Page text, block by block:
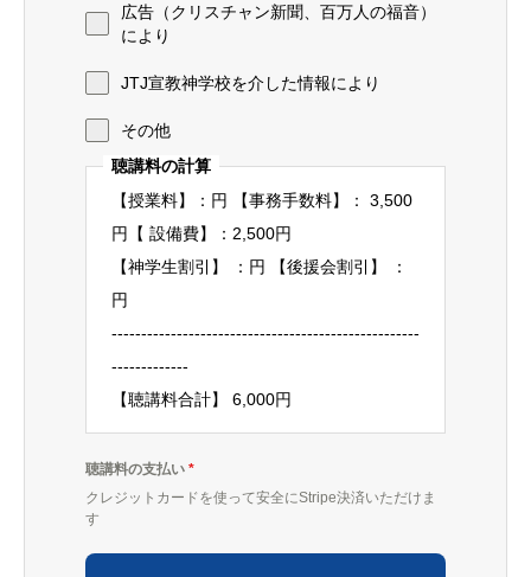
広告（クリスチャン新聞、百万人の福音）
により
JTJ宣教神学校を介した情報により
その他
聴講料の計算
【授業料】：円 【事務手数料】： 3,500
円【 設備費】：2,500円
【神学生割引】 ：円 【後援会割引】 ：
円
----------------------------------------------------
-------------
【聴講料合計】 6,000円
聴講料の支払い *
クレジットカードを使って安全にStripe決済いただけま
す